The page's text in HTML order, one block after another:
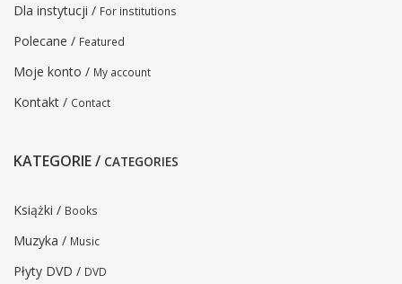
Dla instytucji / For institutions
Polecane / Featured
Moje konto / My account
Kontakt / Contact
KATEGORIE / CATEGORIES
Książki / Books
Muzyka / Music
Płyty DVD / DVD